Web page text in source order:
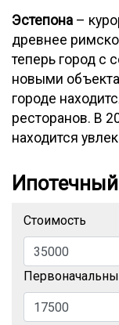
Эстепона –
древнее
теперь город с
новыми
городе
ресторанов. В
находится
Стоимость